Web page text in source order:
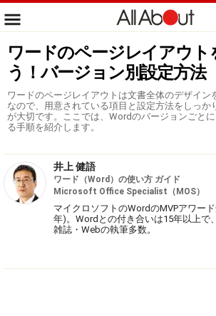
ワードのページレイアウト
う！バージョン別設定方法
ワードのページレイアウトは文書全体のデザイン
なので、用意されている項目と設定方法をしっか
が大切です。ここでは、Wordのバージョンごと
る手順を紹介します。
井上 健語
ワード（Word）の使い方 ガイド
Microsoft Office Specialist（MOS）
マイクロソフトのWordのMVPアワー
年)。Wordとの付き合いは15年以上で
雑誌・Webの執筆多数。